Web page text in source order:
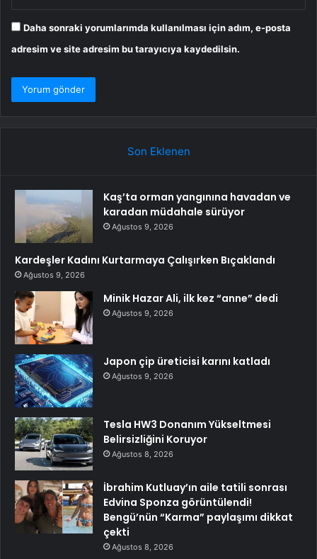
Daha sonraki yorumlarımda kullanılması için adım, e-posta
adresim ve site adresim bu tarayıcıya kaydedilsin.
Son Eklenen
Kaş’ta orman yangınına havadan ve
karadan müdahale sürüyor
Ağustos 9, 2026
Kardeşler Kadını Kurtarmaya Çalışırken Bıçaklandı
Ağustos 9, 2026
Minik Hazar Ali, ilk kez “anne” dedi
Ağustos 9, 2026
Japon çip üreticisi karını katladı
Ağustos 9, 2026
Tesla HW3 Donanım Yükseltmesi
Belirsizliğini Koruyor
Ağustos 8, 2026
İbrahim Kutluay’ın aile tatili sonrası
Edvina Sponza görüntülendi!
Bengü’nün “Karma” paylaşımı dikkat
çekti
Ağustos 8, 2026